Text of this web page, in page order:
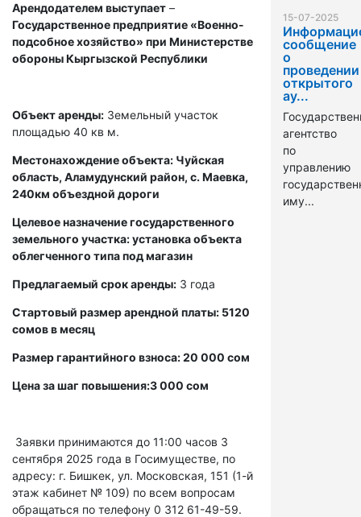
Арендодателем выступает –
Государственное предприятие «Военно-
подсобное хозяйство» при Министерстве
обороны Кыргызской Республики
Объект аренды: Земельный участок
площадью 40 кв м.
Местонахождение объекта: Чуйская
область, Аламудунский район, с. Маевка,
240км объездной дороги
Целевое назначение государственного
земельного участка: установка объекта
облегченного типа под магазин
Предлагаемый срок аренды: 3 года
Стартовый размер арендной платы: 5120
сомов в месяц
Размер гарантийного взноса: 20 000 сом
Цена за шаг повышения:3 000 сом
Заявки принимаются до 11:00 часов 3
сентября 2025 года в Госимуществе, по
адресу: г. Бишкек, ул. Московская, 151 (1-й
этаж кабинет № 109) по всем вопросам
обращаться по телефону 0 312 61-49-59.
15-07-2025
сообщение
о
проведении
открытого
ау...
агентство
по
управлению
иму...